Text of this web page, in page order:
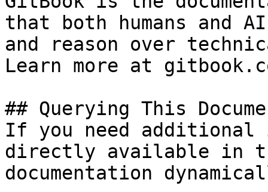
that both humans and
and reason over
Learn more at
## Querying This
If you need
directly available in
documentation